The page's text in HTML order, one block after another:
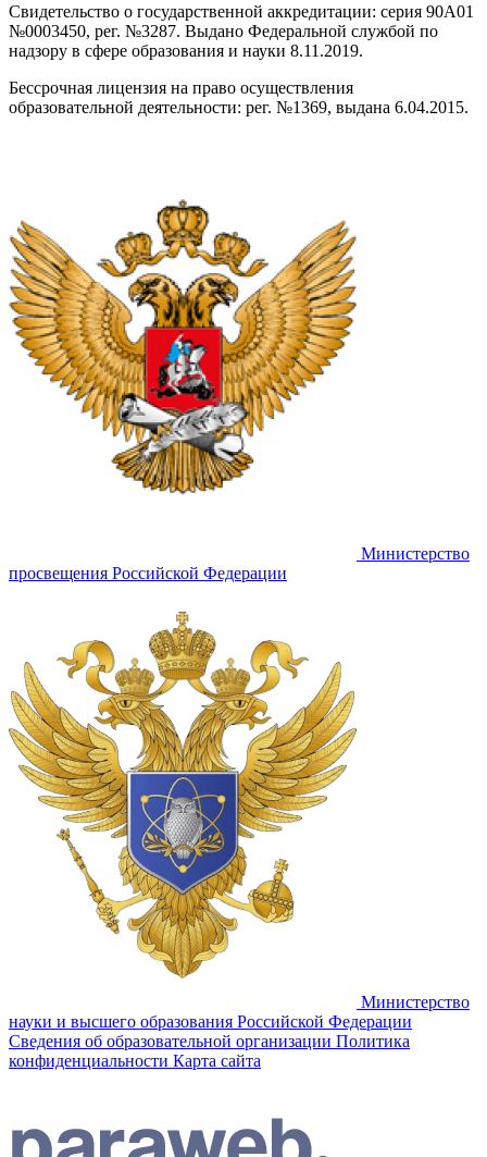
Свидетельство о государственной аккредитации: серия 90А01
№0003450, рег. №3287. Выдано Федеральной службой по
надзору в сфере образования и науки 8.11.2019.
Бессрочная лицензия на право осуществления
образовательной деятельности: рег. №1369, выдана 6.04.2015.
Министерство
просвещения Российской Федерации
Министерство
науки и высшего образования Российской Федерации
Сведения об образовательной организации Политика
конфиденциальности Карта сайта